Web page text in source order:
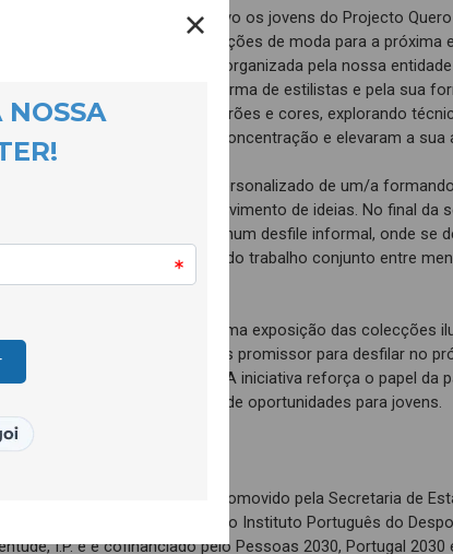
ambiente criativo e colaborativo os jovens do Projecto Quero
vida às suas primeiras colecções de moda para a próxima
na oficina de ilustração organizada pela nossa
Sob orientação de uma turma de estilistas e pela sua
liberdade para escolher padrões e cores, explorando
que estimularam a concentração e elevaram a sua
jovem contou com o apoio personalizado de um/a
moda, o que facilitou o desenvolvimento de ideias. No final da
propostas foram apresentadas num desfile informal, onde se
criativas e inovadoras, fruto do trabalho conjunto entre
projecto nascerá em breve uma exposição das colecções
ainda escolhido o modelo mais promissor para desfilar no
organizado pelo Modatex. A iniciativa reforça o papel da
artística e na promoção de oportunidades para jovens.
Quero Ser Mais E9G é promovido pela Secretaria de
e do Desporto, através do Instituto Português do
I.P. e é cofinanciado pelo Pessoas 2030, Portugal 2030